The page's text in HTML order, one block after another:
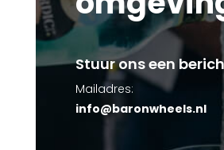
Stuur ons een
Mailadres:
info@baronwheels.nl